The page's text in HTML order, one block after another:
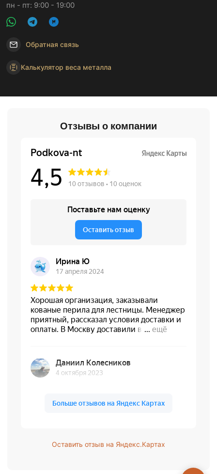
пн - пт: 9:00 - 19:00
Обратная связь
Калькулятор веса металла
Отзывы о компании
Оставить отзыв на Яндекс.Картах